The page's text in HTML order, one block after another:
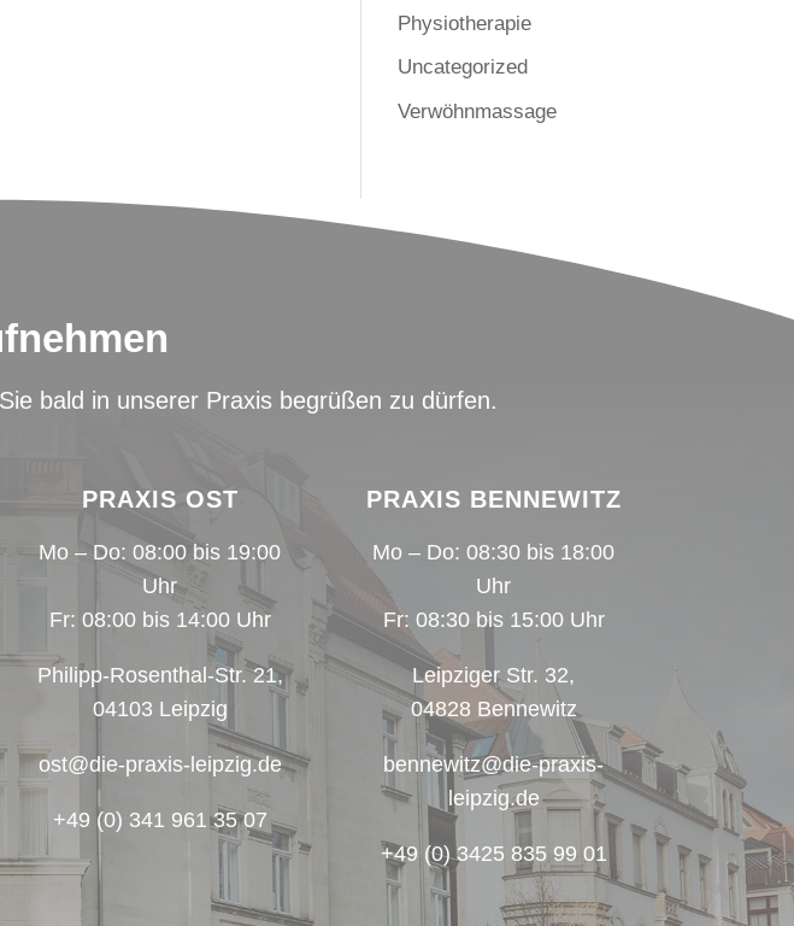
Physiotherapie
Uncategorized
Verwöhnmassage
bald in unserer Praxis begrüßen zu dürfen.
PRAXIS OST
Mo – Do: 08:00 bis 19:00
Uhr
Fr: 08:00 bis 14:00 Uhr
Philipp-Rosenthal-Str. 21,
04103 Leipzig
ost@die-praxis-leipzig.de
+49 (0) 341 961 35 07
PRAXIS BENNEWITZ
Mo – Do: 08:30 bis 18:00
Uhr
Fr: 08:30 bis 15:00 Uhr
Leipziger Str. 32,
04828 Bennewitz
bennewitz@die-praxis-
leipzig.de
+49 (0) 3425 835 99 01